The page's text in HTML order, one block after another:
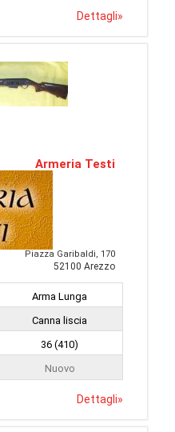
Dettagli»
Armeria Testi
Piazza Garibaldi, 170
52100 Arezzo
Arma Lunga
Canna liscia
36 (410)
Nuovo
Dettagli»